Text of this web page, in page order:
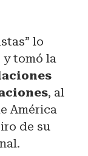
lo
y tomó la
, al
América
de su